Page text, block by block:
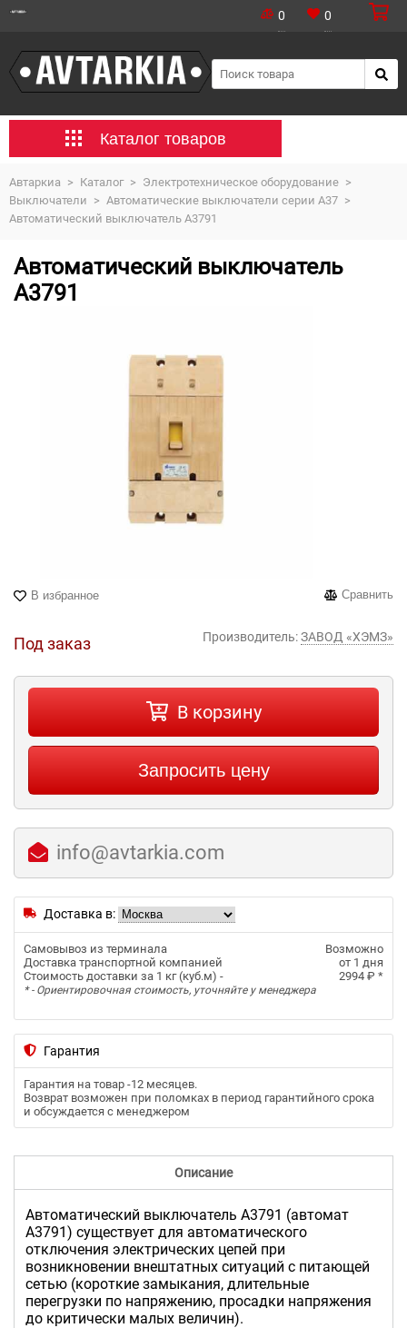
0 0
Каталог товаров
Автаркиа > Каталог > Электротехническое оборудование >
Выключатели > Автоматические выключатели серии А37 >
Автоматический выключатель А3791
Автоматический выключатель
А3791
В избранное Сравнить
Под заказ Производитель:ЗАВОД «ХЭМЗ»
В корзину
Запросить цену
info@avtarkia.com
Доставка в:
Самовывоз из терминала
Возможно
Доставка транспортной компанией
от 1 дня
Стоимость доставки за 1 кг (куб.м) -
2994 ₽ *
* - Ориентировочная стоимость, уточняйте у менеджера
Гарантия
Гарантия на товар -12 месяцев.
Возврат возможен при поломках в период гарантийного срока
и обсуждается с менеджером
Описание
Автоматический выключатель А3791 (автомат
А3791) существует для автоматического
отключения электрических цепей при
возникновении внештатных ситуаций с питающей
сетью (короткие замыкания, длительные
перегрузки по напряжению, просадки напряжения
до критически малых величин).